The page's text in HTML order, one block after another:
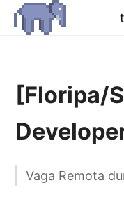
[Floripa/
Vaga Remota